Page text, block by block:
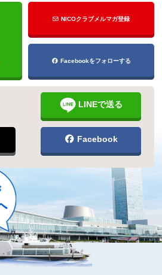
NICOクラブメルマガ登録
Facebookをフォローする
LINEで送る
Facebook